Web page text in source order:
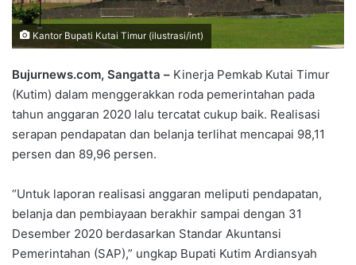
Kantor Bupati Kutai Timur (ilustrasi/int)
Bujurnews.com, Sangatta – Kinerja Pemkab Kutai Timur
(Kutim) dalam menggerakkan roda pemerintahan pada
tahun anggaran 2020 lalu tercatat cukup baik. Realisasi
serapan pendapatan dan belanja terlihat mencapai 98,11
persen dan 89,96 persen.
“Untuk laporan realisasi anggaran meliputi pendapatan,
belanja dan pembiayaan berakhir sampai dengan 31
Desember 2020 berdasarkan Standar Akuntansi
Pemerintahan (SAP),” ungkap Bupati Kutim Ardiansyah